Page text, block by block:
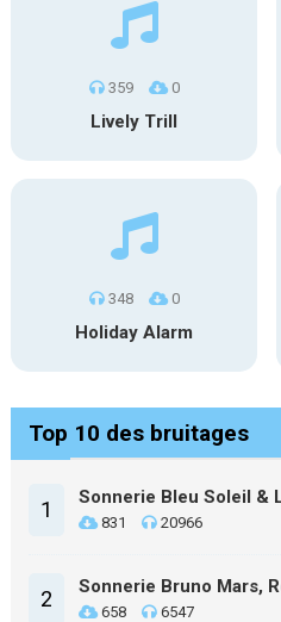
359 0
Lively Trill
348 0
Holiday Alarm
Top 10 des bruitages
1 Sonnerie Bleu Soleil &
831 20966
2 Sonnerie Bruno Mars,
658 6547